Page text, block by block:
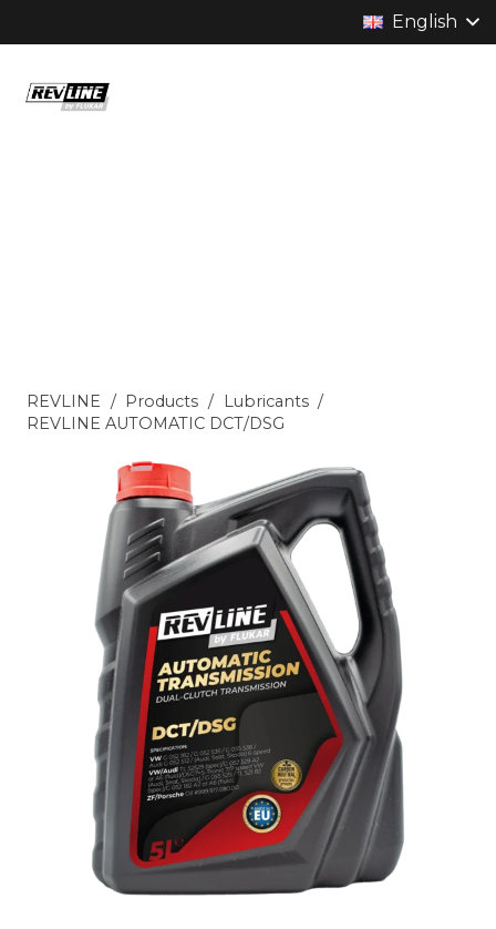
English
REVLINE / Products / Lubricants /
REVLINE AUTOMATIC DCT/DSG